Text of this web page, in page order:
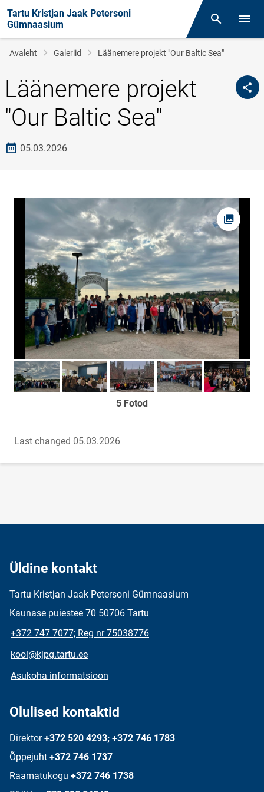
Tartu Kristjan Jaak Petersoni
Gümnaasium
Otsing
Leivapuru
Avaleht Galeriid Läänemere projekt "Our Baltic Sea"
Läänemere projekt
"Our Baltic Sea"
Loomise kuupäev
05.03.2026
Foto
Too foto fookusesseToo foto fookusesseToo foto fookusesseToo foto fookusesse
Too foto
5 Fotod
Last changed 05.03.2026
Üldine kontakt
Tartu Kristjan Jaak Petersoni Gümnaasium
Kaunase puiestee 70 50706 Tartu
+372 747 7077; Reg nr 75038776
kool@kjpg.tartu.ee
Asukoha informatsioon
Olulised kontaktid
Direktor +372 520 4293; +372 746 1783
Õppejuht +372 746 1737
Raamatukogu +372 746 1738